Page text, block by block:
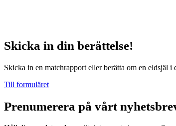
Skicka in din berättelse!
Skicka in en matchrapport eller berätta om en eldsjäl
Till formuläret
Prenumerera på vårt